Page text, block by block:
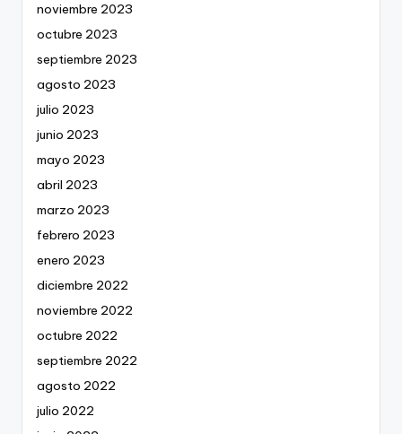
noviembre 2023
octubre 2023
septiembre 2023
agosto 2023
julio 2023
junio 2023
mayo 2023
abril 2023
marzo 2023
febrero 2023
enero 2023
diciembre 2022
noviembre 2022
octubre 2022
septiembre 2022
agosto 2022
julio 2022